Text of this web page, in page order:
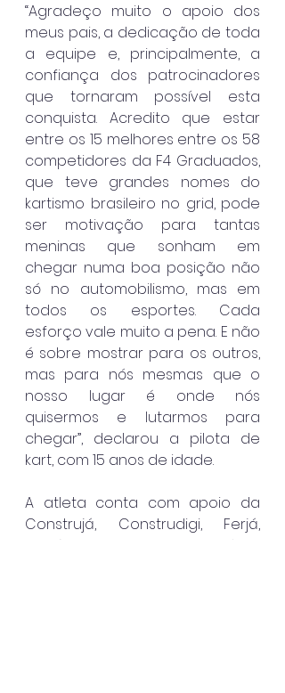
“Agradeço muito o apoio dos
meus pais, a dedicação de toda
a equipe e, principalmente, a
confiança dos patrocinadores
que tornaram possível esta
conquista. Acredito que estar
entre os 15 melhores entre os 58
competidores da F4 Graduados,
que teve grandes nomes do
kartismo brasileiro no grid, pode
ser motivação para tantas
meninas que sonham em
chegar numa boa posição não
só no automobilismo, mas em
todos os esportes. Cada
esforço vale muito a pena. E não
é sobre mostrar para os outros,
mas para nós mesmas que o
nosso lugar é onde nós
quisermos e lutarmos para
chegar”, declarou a pilota de
kart, com 15 anos de idade.
A atleta conta com apoio da
Construjá, Construdigi, Ferjá,
Laticínios Litoral Norte, Depósito